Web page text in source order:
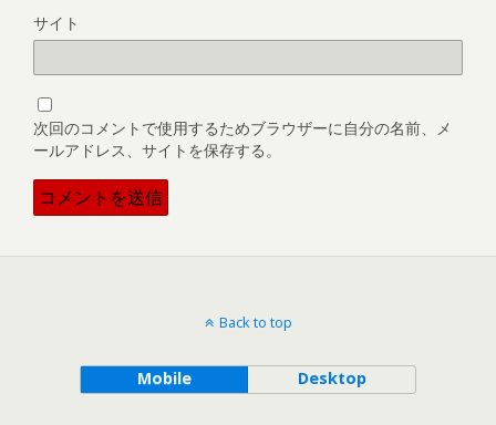
サイト
次回のコメントで使用するためブラウザーに自分の名前、メ
ールアドレス、サイトを保存する。
Back to top
Mobile Desktop